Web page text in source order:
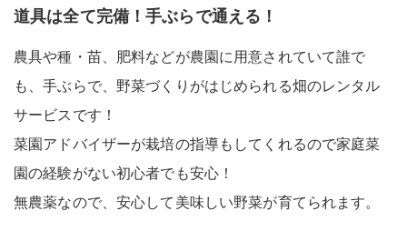
道具は全て完備！手ぶらで通える！
農具や種・苗、肥料などが農園に用意されていて誰で
も、手ぶらで、 野菜づくりがはじめられる畑のレンタル
サービス です！
菜園アドバイザーが栽培の指導もしてくれるので家庭菜
園の経験がない初心者でも安心！
無農薬なので、安心して美味しい野菜が育てられます。